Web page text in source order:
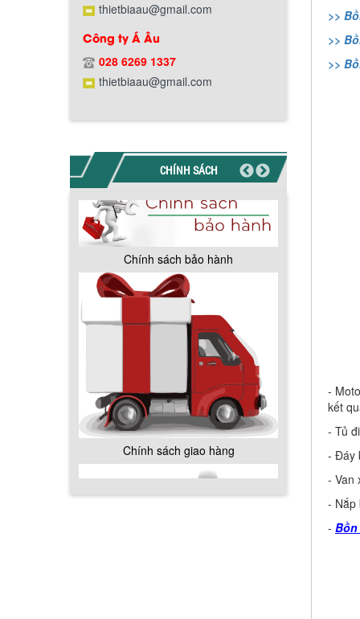
thietbiaau@gmail.com
Công ty Á Âu
028 6269 1337
thietbiaau@gmail.com
CHÍNH SÁCH
Chính sách đổi trả hàng
Chính sách bảo hành
Chính sách giao hàng
Hướng dẫn thanh toán mua hàng
>>
>>
>>
-
kết
- Tủ
- Đáy
- Van
- Nắp
-